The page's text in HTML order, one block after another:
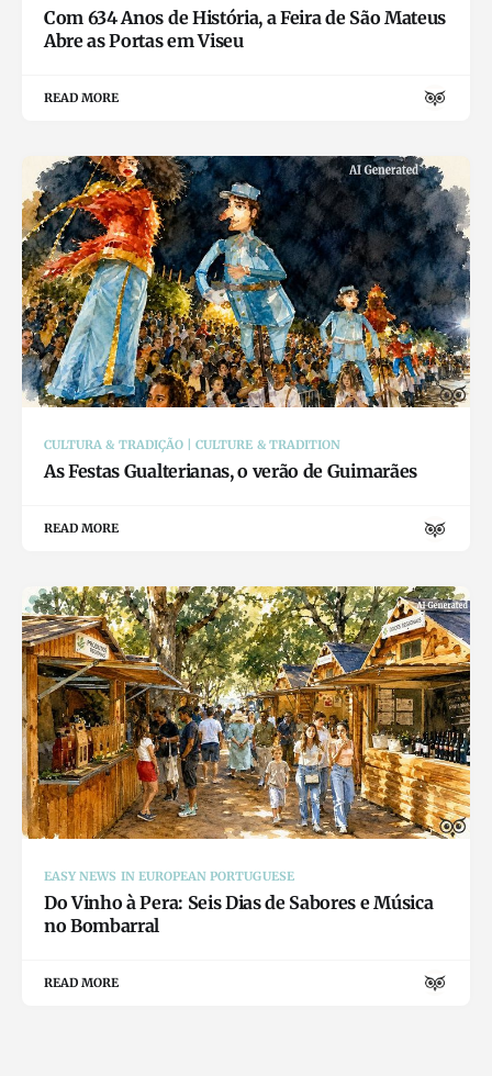
Com 634 Anos de História, a Feira de São Mateus
Abre as Portas em Viseu
READ MORE
CULTURA & TRADIÇÃO | CULTURE & TRADITION
As Festas Gualterianas, o verão de Guimarães
READ MORE
EASY NEWS IN EUROPEAN PORTUGUESE
Do Vinho à Pera: Seis Dias de Sabores e Música
no Bombarral
READ MORE